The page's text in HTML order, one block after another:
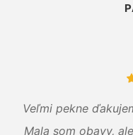
Veľmi pekne
Mala som obavy,